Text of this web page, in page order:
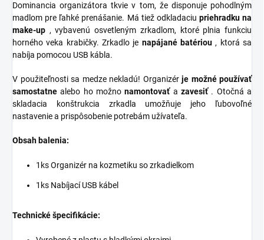
Dominancia organizátora tkvie v tom, že disponuje pohodlným
madlom pre ľahké prenášanie. Má tiež odkladaciu priehradku na
make-up , vybavenú osvetleným zrkadlom, ktoré plnia funkciu
horného veka krabičky. Zrkadlo je napájané batériou , ktorá sa
nabíja pomocou USB kábla.
V použiteľnosti sa medze nekladú! Organizér je možné používať
samostatne alebo ho možnonamontovaťazavesiť. Otočná a
skladacia konštrukcia zrkadla umožňuje jeho ľubovoľné
nastavenie a prispôsobenie potrebám užívateľa.
Obsah balenia:
1ks Organizér na kozmetiku so zrkadielkom
1ks Nabíjací USB kábel
Technické špecifikácie: